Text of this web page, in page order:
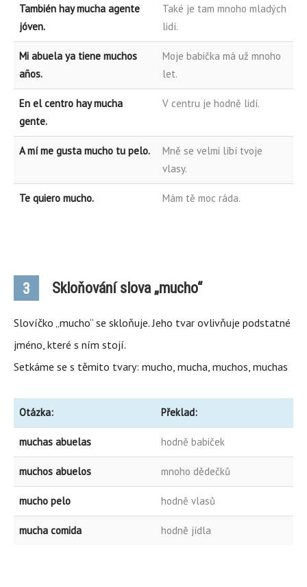
También hay mucha agente
jóven.
Také je tam mnoho mladých
lidí.
Mi abuela ya tiene muchos
años.
Moje babička má už mnoho
let.
En el centro hay mucha
gente.
V centru je hodně lidí.
A mí me gusta mucho tu pelo.
Mně se velmi líbí tvoje
vlasy.
Te quiero mucho. Mám tě moc ráda.
3 Skloňování slova „mucho“
Slovíčko „mucho“ se skloňuje. Jeho tvar ovlivňuje podstatné
jméno, které s ním stojí.
Setkáme se s těmito tvary: mucho, mucha, muchos, muchas
Otázka: Překlad:
muchas abuelas hodně babiček
muchos abuelos mnoho dědečků
mucho pelo hodně vlasů
mucha comida hodně jídla